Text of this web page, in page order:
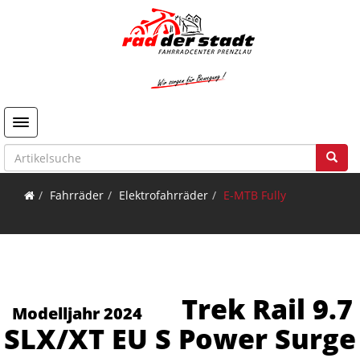
Toggle navigation
Fahrräder Elektrofahrräder E-MTB Fully
Modelljahr 2024
Trek Rail 9.7
SLX/XT EU S Power Surge